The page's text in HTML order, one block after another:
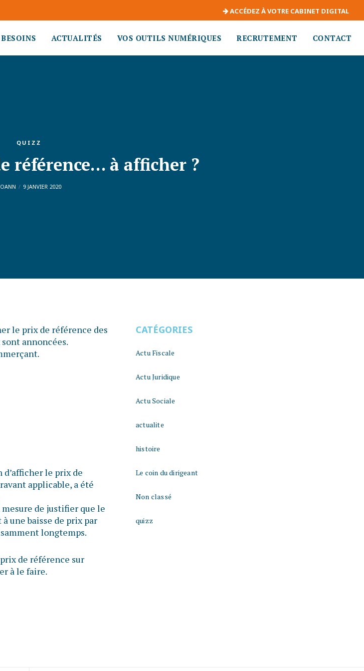
ACCÉDEZ À VOTRE CABINET DIGITAL
ACTUALITÉS VOS OUTILS NUMÉRIQUES RECRUTEMENT CONTACT
QUIZZ
référence… à afficher ?
9 JANVIER 2020
le prix de référence des
annoncées.
d’afficher le prix de
applicable, a été
de justifier que le
une baisse de prix par
longtemps.
de référence sur
à le faire.
CATÉGORIES
Actu Fiscale
Actu Juridique
Actu Sociale
actualite
histoire
Le coin du dirigeant
Non classé
quizz